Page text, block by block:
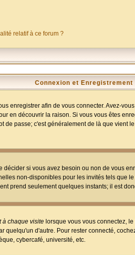
relatif à ce forum ?
Connexion et Enregistrement
enregistrer afin de vous connecter. Avez-
en découvrir la raison. Si vous vous êtes
de passe; c'est généralement de là que vient
si vous avez besoin ou non de vous
non-disponibles pour les invités tels que
prend seulement quelques instants; il est
à chaque visite lorsque vous vous connectez,
quelqu'un d'autre. Pour rester connecté,
cybercafé, université, etc.